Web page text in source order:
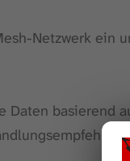
Netzwerk ein
Daten basierend